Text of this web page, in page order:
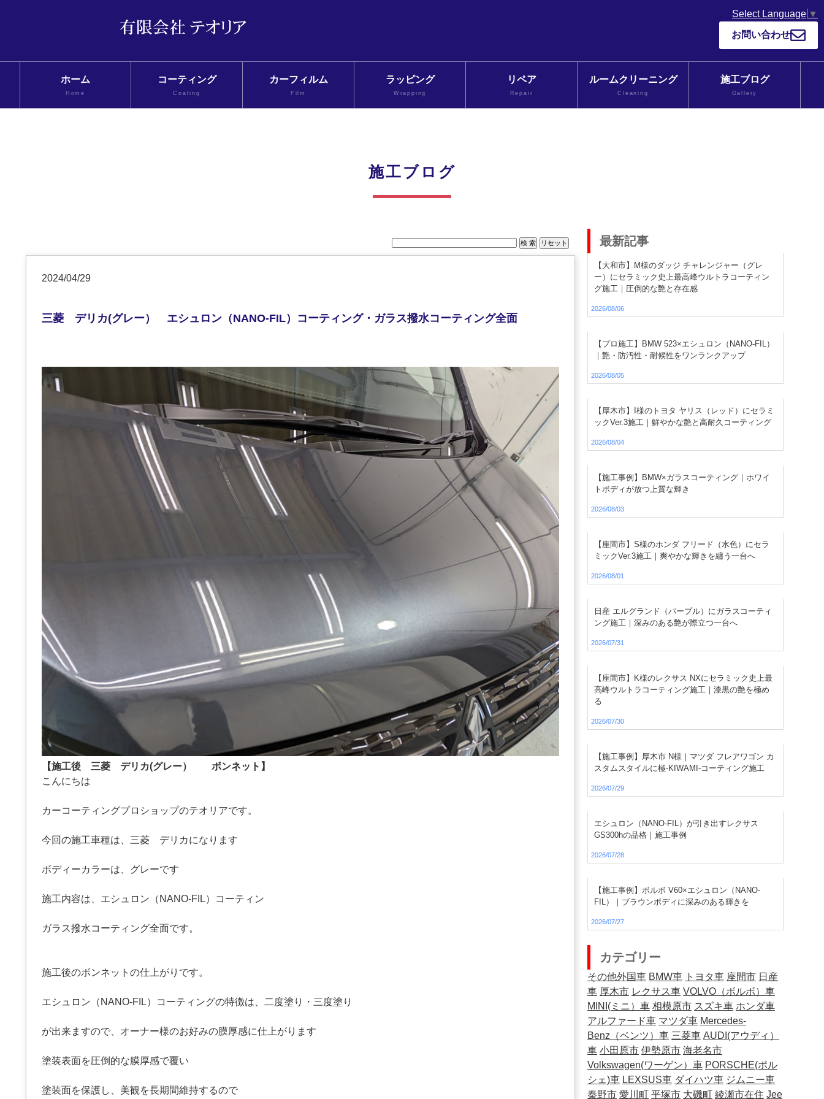
Select Language ▼
お問い合わせ
ホーム
Home
コーティング
Coating
カーフィルム
Film
ラッピング
Wrapping
リペア
Repair
ルームクリーニング
Cleaning
施工ブログ
Gallery
施工ブログ
2024/04/29
三菱 デリカ(グレー） エシュロン（NANO-FIL）コーティング・ガラス撥水コーティング全面
【施工後 三菱 デリカ(グレー） ボンネット】
こんにちは
カーコーティングプロショップのテオリアです。
今回の施工車種は、三菱 デリカになります
ボディーカラーは、グレーです
施工内容は、エシュロン（NANO-FIL）コーティン
ガラス撥水コーティング全面です。
施工後のボンネットの仕上がりです。
エシュロン（NANO-FIL）コーティングの特徴は、二度塗り・三度塗り
が出来ますので、オーナー様のお好みの膜厚感に仕上がります
塗装表面を圧倒的な膜厚感で覆い
塗装面を保護し、美観を長期間維持するので
最新記事
【大和市】M様のダッジ チャレンジャー（グレ
ー）にセラミック史上最高峰ウルトラコーティン
グ施工｜圧倒的な艶と存在感
2026/08/06
【プロ施工】BMW 523×エシュロン（NANO-FIL）
｜艶・防汚性・耐候性をワンランクアップ
2026/08/05
【厚木市】I様のトヨタ ヤリス（レッド）にセラミ
ックVer.3施工｜鮮やかな艶と高耐久コーティング
2026/08/04
【施工事例】BMW×ガラスコーティング｜ホワイ
トボディが放つ上質な輝き
2026/08/03
【座間市】S様のホンダ フリード（水色）にセラ
ミックVer.3施工｜爽やかな輝きを纏う一台へ
2026/08/01
日産 エルグランド（パープル）にガラスコーティ
ング施工｜深みのある艶が際立つ一台へ
2026/07/31
【座間市】K様のレクサス NXにセラミック史上最
高峰ウルトラコーティング施工｜漆黒の艶を極め
る
2026/07/30
【施工事例】厚木市 N様｜マツダ フレアワゴン カ
スタムスタイルに極-KIWAMI-コーティング施工
2026/07/29
エシュロン（NANO-FIL）が引き出すレクサス
GS300hの品格｜施工事例
2026/07/28
【施工事例】ボルボ V60×エシュロン（NANO-
FIL）｜ブラウンボディに深みのある輝きを
2026/07/27
カテゴリー
その他外国車 BMW車 トヨタ車 座間市 日産
車 厚木市 レクサス車 VOLVO（ボルボ）車
MINI(ミニ）車 相模原市 スズキ車 ホンダ車
アルファード車 マツダ車 Mercedes-
Benz（ベンツ）車 三菱車 AUDI(アウディ）
車 小田原市 伊勢原市 海老名市
Volkswagen(ワーゲン）車 PORSCHE(ポル
シェ)車 LEXSUS車 ダイハツ車 ジムニー車
秦野市 愛川町 平塚市 大磯町 綾瀬市在住 Jee